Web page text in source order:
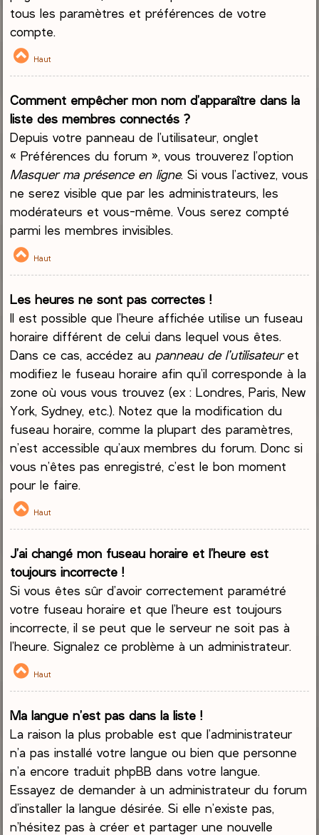
tous les paramètres et préférences de votre
compte.
Haut
Comment empêcher mon nom d’apparaître dans la
liste des membres connectés ?
Depuis votre panneau de l’utilisateur, onglet
« Préférences du forum », vous trouverez l’option
Masquer ma présence en ligne. Si vous l’activez, vous
ne serez visible que par les administrateurs, les
modérateurs et vous-même. Vous serez compté
parmi les membres invisibles.
Haut
Les heures ne sont pas correctes !
Il est possible que l’heure affichée utilise un fuseau
horaire différent de celui dans lequel vous êtes.
Dans ce cas, accédez au panneau de l’utilisateuret
modifiez le fuseau horaire afin qu’il corresponde à la
zone où vous vous trouvez (ex : Londres, Paris, New
York, Sydney, etc.). Notez que la modification du
fuseau horaire, comme la plupart des paramètres,
n’est accessible qu’aux membres du forum. Donc si
vous n’êtes pas enregistré, c’est le bon moment
pour le faire.
Haut
J’ai changé mon fuseau horaire et l’heure est
toujours incorrecte !
Si vous êtes sûr d’avoir correctement paramétré
votre fuseau horaire et que l’heure est toujours
incorrecte, il se peut que le serveur ne soit pas à
l’heure. Signalez ce problème à un administrateur.
Haut
Ma langue n’est pas dans la liste !
La raison la plus probable est que l’administrateur
n’a pas installé votre langue ou bien que personne
n’a encore traduit phpBB dans votre langue.
Essayez de demander à un administrateur du forum
d’installer la langue désirée. Si elle n’existe pas,
n’hésitez pas à créer et partager une nouvelle